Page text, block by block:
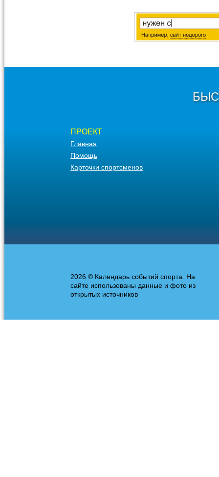
ПРОЕКТ
Главная
Помощь
Карточки спортсменов
2026 © Календарь событий спорта. На
сайте использованы данные и фото из
открытых источников